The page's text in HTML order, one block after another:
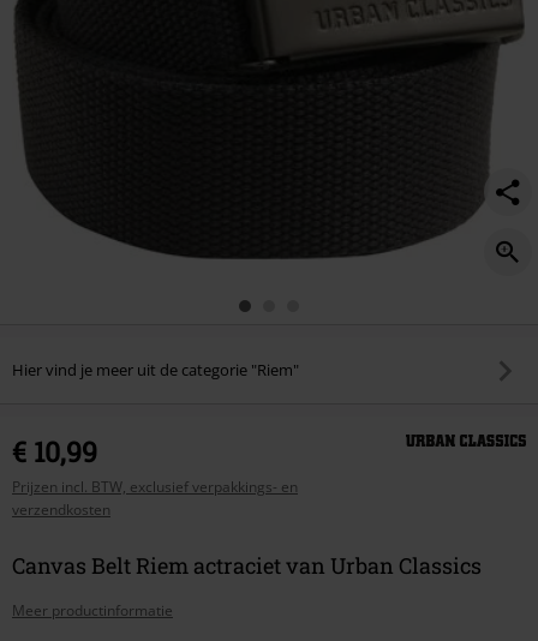
Hier vind je meer uit de categorie "Riem"
€ 10,99
Prijzen incl. BTW, exclusief verpakkings- en
verzendkosten
Canvas Belt Riem actraciet van Urban Classics
Meer productinformatie